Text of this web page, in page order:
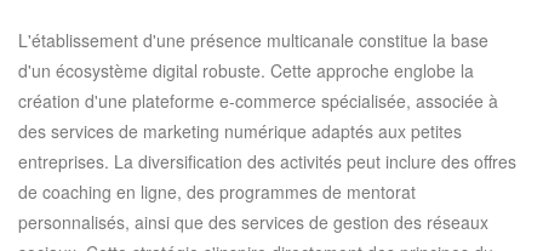
L'établissement d'une présence multicanale constitue la base
d'un écosystème digital robuste. Cette approche englobe la
création d'une plateforme e-commerce spécialisée, associée à
des services de marketing numérique adaptés aux petites
entreprises. La diversification des activités peut inclure des offres
de coaching en ligne, des programmes de mentorat
personnalisés, ainsi que des services de gestion des réseaux